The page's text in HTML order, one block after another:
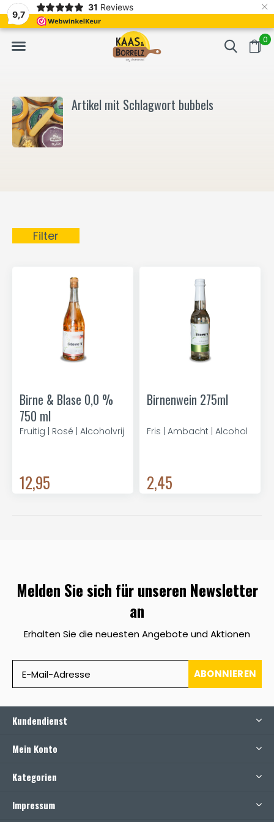
9,7
31 Reviews ×
0
Frisch geschnitten und vakuumverpackt. Meistens Lieferung
Artikel mit Schlagwort bubbels
Filter
Birne & Blase 0,0 %
750 ml
Fruitig | Rosé | Alcoholvrij
12,95
Birnenwein 275ml
Fris | Ambacht | Alcohol
2,45
Melden Sie sich für unseren Newsletter
an
Erhalten Sie die neuesten Angebote und Aktionen
ABONNIEREN
Kundendienst
Mein Konto
Kategorien
Impressum